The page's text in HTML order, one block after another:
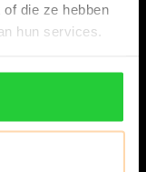
die ze hebben
hun services.
van Lelystad en